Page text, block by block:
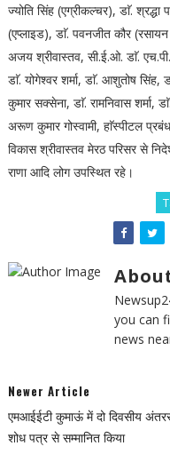
ज्योति सिंह (एग्रीकल्चर), डाॅ. श्रद्धा
(एप्लाइड), डाॅ. पवनजीत कौर
अजय श्रीवास्तव, सी.ई.ओ. डाॅ.
डाॅ. योगेश्वर शर्मा, डाॅ. आशुतोष
कुमार सक्सेना, डाॅ. रामनिवास शर्मा,
अरूण कुमार गोस्वामी, हाॅस्पीटल
विकास श्रीवास्तव मेरठ परिसर से
राणा आदि लोग उपस्थित रहे।
you can
news
Newer Article
एमआईईटी कुमाऊं में दो दिवसीय
शोध पत्र से सम्मानित किया